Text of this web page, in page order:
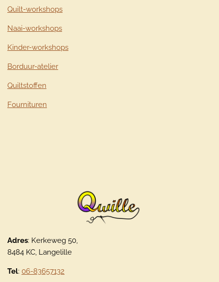
Quilt-workshops
Naai-workshops
Kinder-workshops
Borduur-atelier
Quiltstoffen
Fournituren
Adres: Kerkeweg 50,
8484 KC, Langelille
Tel: 06-83657132